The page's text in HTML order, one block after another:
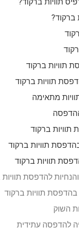
ברקוד?
תוויות ברקוד
תוויות ברקוד
מתאימה
תוויות ברקוד
תוויות ברקוד
תוויות ברקוד
להדפסת
בהדפסת תוויות ברקוד
השוק
להדפסה עתידית